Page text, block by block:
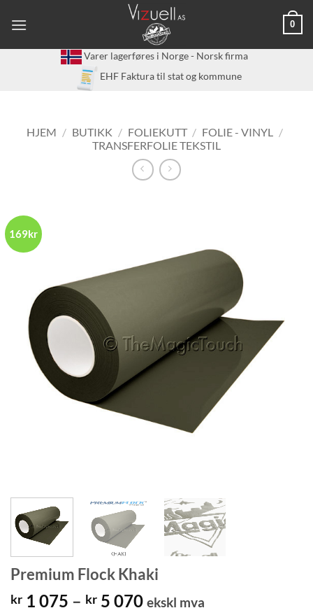
0
Varer lagerføres i Norge - Norsk firma
EHF Faktura til stat og kommune
HJEM / BUTIKK / FOLIEKUTT / FOLIE - VINYL
/
TRANSFERFOLIE TEKSTIL
169kr
Premium Flock Khaki
kr 1 075 – kr 5 070Prisområde:
ekskl mva